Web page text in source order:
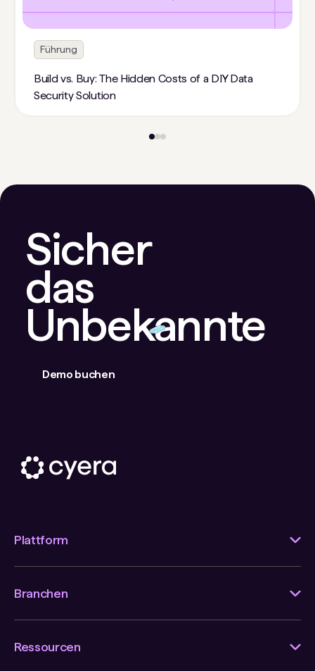
Führung
Build vs. Buy: The Hidden Costs of a DIY Data
Security Solution
Sicher
das
Unbekannte
Demo buchen
Plattform
Branchen
Ressourcen